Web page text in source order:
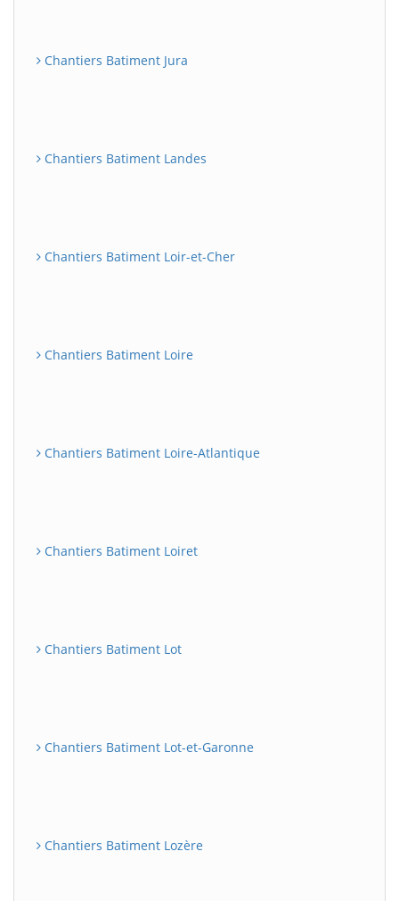
Chantiers Batiment Jura
Chantiers Batiment Landes
Chantiers Batiment Loir-et-Cher
Chantiers Batiment Loire
Chantiers Batiment Loire-Atlantique
Chantiers Batiment Loiret
Chantiers Batiment Lot
Chantiers Batiment Lot-et-Garonne
Chantiers Batiment Lozère